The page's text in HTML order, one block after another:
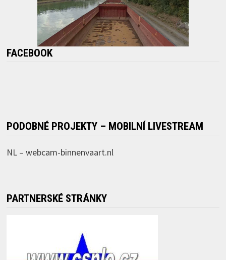
FACEBOOK
PODOBNÉ PROJEKTY – MOBILNÍ LIVESTREAM
NL – webcam-binnenvaart.nl
PARTNERSKÉ STRÁNKY